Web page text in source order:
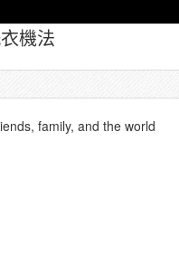
機法
family, and the world